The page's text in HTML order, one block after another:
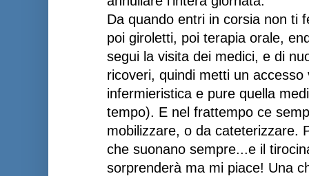
Da quando entri in corsia non ti
poi giroletti, poi terapia orale,
segui la visita dei medici, e di
ricoveri, quindi metti un
infermieristica e pure quella
tempo). E nel frattempo ce
mobilizzare, o da cateterizzare.
che suonano sempre...e il
sorprenderà ma mi piace! Una